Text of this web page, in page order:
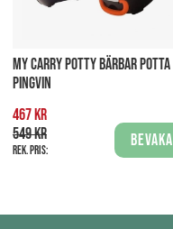
MY CARRY POTTY BÄRBAR POTTA
PINGVIN
467 kr
549 kr
Rek. pris:
Bevaka